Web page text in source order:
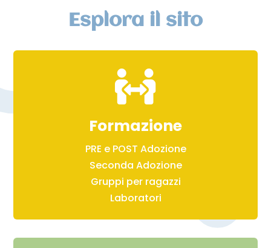
Esplora il sito

Formazione
PRE e POST Adozione
Seconda Adozione
Gruppi per ragazzi
Laboratori